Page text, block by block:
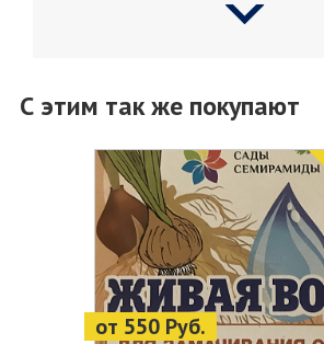
С этим так же покупают
от 550 Руб.